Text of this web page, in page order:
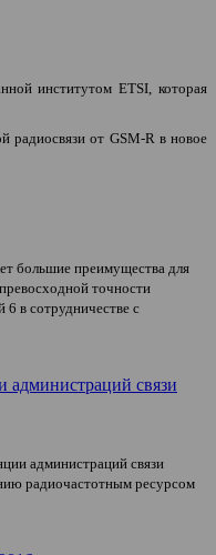
институтомETSI , которая
радиосвязи от GSM-R в новое
большие преимущества для
точности
6 в сотрудничестве с
администраций связи
администраций связи
радиочастотным ресурсом